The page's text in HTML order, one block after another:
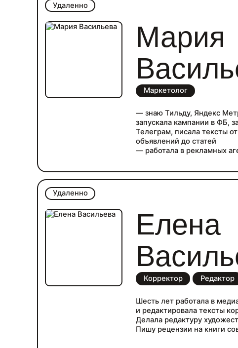
Удаленно
Мария
Маркетолог
— знаю Тильду, Яндекс
запускала кампании в ФБ,
Телеграм, писала тексты
объявлений до статей
— работала в рекламных
— знаю метрики СPC, CTR,
NPS, ER и тд,
Сколково, где мы за 3 дня
продукта.
Удаленно
Елена
Корректор Редактор
Шесть лет работала в
и редактировала тексты
Делала редактуру
Пишу рецензии на книги